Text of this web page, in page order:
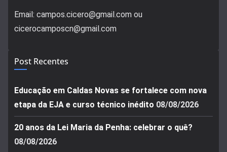
Email: campos.cicero@gmail.com ou
cicerocamposcn@gmail.com
Post Recentes
Educação em Caldas Novas se fortalece com nova
etapa da EJA e curso técnico inédito 08/08/2026
20 anos da Lei Maria da Penha: celebrar o quê?
08/08/2026